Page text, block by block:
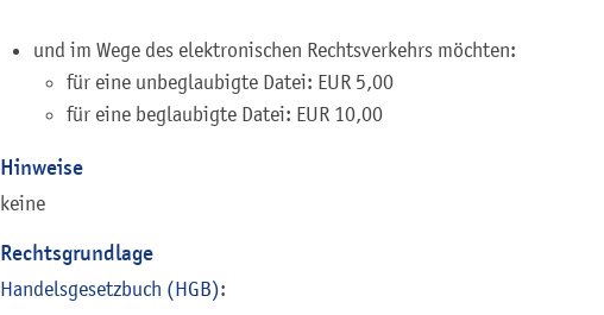
und im Wege des elektronischen Rechtsverkehrs möchten:
für eine unbeglaubigte Datei: EUR 5,00
für eine beglaubigte Datei: EUR 10,00
Hinweise
keine
Rechtsgrundlage
Handelsgesetzbuch (HGB):